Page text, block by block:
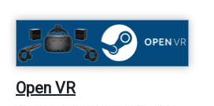
Open VR